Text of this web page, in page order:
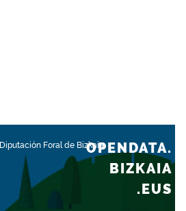
Diputación Foral de BizkaiaOPENDATA.
BIZKAIA
.EUS